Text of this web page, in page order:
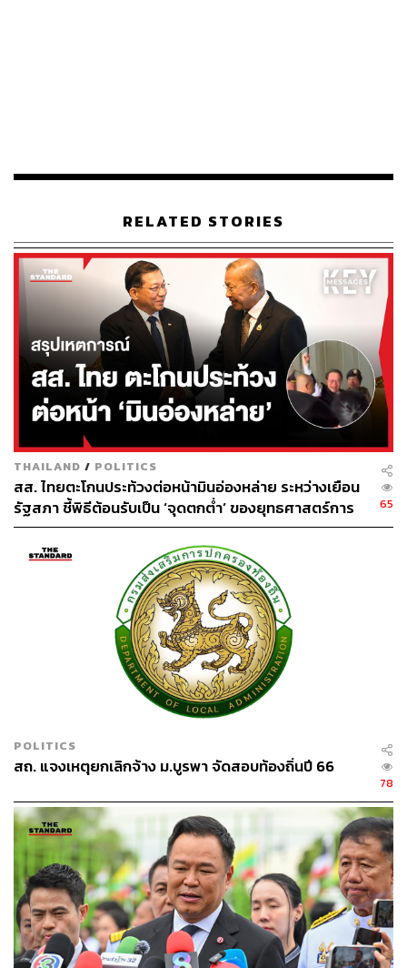
ช้าไปน้ำหนักของคำขอโทษก็หายไป และนี่เป็นผลลัพธ์ที่
ทักษิณ อดีตนายกฯ ทำไว้จนมาถึงรัฐบาลนี้ และสิ่งที่คนอยาก
เห็นไม่ใช่แค่คำขอโทษอย่างเดียว แต่คือการกระทำที่แสดง
ถึงความจริงใจซึ่งแทบไม่มี ผมมองว่าสิ่งที่ผิดพลาดของ
รัฐบาลนี้คือการปล่อยให้คุณภูมิธรรมออกมาพูดหลายอย่างที่
ทำให้สถานการณ์แย่ลง นายกฯ ควรมอบหมายงานที่เหมาะ
สมเพราะคุณภูมิธรรมพิสูจน์แล้วว่าท่านไม่มีคุณสมบัติที่
เหมาะสมจะมาจัดการเรื่องละเอียดอ่อนอย่างเรื่องความ
มั่นคง” รังสิมันต์กล่าว
รังสิมันต์ยังมองว่า หลังจากกรณีปลัดอำเภอคนนี้ก็ยังมีกรณี
อื่นๆ ตามมาอีก ความเชื่อมั่นของประชาชนต่อรัฐบาลก็จะยิ่ง
น้อยลง คำถามสำคัญคือจะต้องติดลบอีกขนาดไหน เมื่อไร
เราจะถึงจุดสูงสุดของจุดต่ำสุด พร้อมย้ำว่าความเชื่อมั่นของ
รัฐบาลตอนนี้ดิ่งเหว
เมื่อถามว่าหลังจากคดีหมดอายุความแล้ว มีโอกาสที่จะนำตัว
อดีตผู้ต้องหาในคดีมาให้ปากคำเพื่อรื้อฟื้นความจริงหรือไม่
รังสิมันต์กล่าวว่า เรื่องนี้ต้องคุยกัน แต่ข้อเท็จจริงหลายอย่างก็
ไม่ใช่ว่าจะหาไม่ได้เลย เพราะมีรายงานที่มีความน่าเชื่อถือ
ซึ่งจัดทำโดยคณะทำงานหลายส่วน รวมถึงส่วนที่ทักษิณเป็นผู้
ตั้งขึ้นมาด้วยซ้ำ ดังนั้นในเรื่องของความจริงก็ส่วนหนึ่ง แต่
สุดท้ายจะไปไกลถึงการหาตัวผู้รับผิดชอบหรือไม่ ส่วนตัวมอง
ว่าการใช้กลไกศาลเป็นช่องทางที่ดีที่สุดเพราะมีการเสาะ
มีมาตรการอื่นๆ ที่ดีกว่าที่ผ่านมาหรือไม่
TAGS: เหตุการณ์การสลายการชุมนุมตากใบ
ตากใบ
พรรคประชาชน
รังสิมันต์ โรม
RELATED STORIES
THAILAND / POLITICS
สส. ไทยตะโกนประท้วงต่อหน้ามินอ่องหล่าย ระหว่างเยือน
รัฐสภา ชี้พิธีต้อนรับเป็น ‘จุดตกต่ำ’ ของยุทธศาสตร์การ
ทูตไทย
65
POLITICS
สถ. แจงเหตุยกเลิกจ้าง ม.บูรพา จัดสอบท้องถิ่นปี 66
78